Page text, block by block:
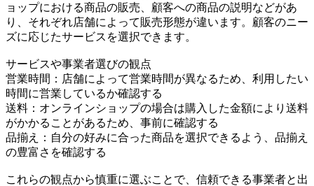
ョップにおける商品の販売、顧客への商品の説明などがあ
り、それぞれ店舗によって販売形態が違います。顧客のニー
ズに応じたサービスを選択できます。
サービスや事業者選びの観点
営業時間：店舗によって営業時間が異なるため、利用したい
時間に営業しているか確認する
送料：オンラインショップの場合は購入した金額により送料
がかかることがあるため、事前に確認する
品揃え：自分の好みに合った商品を選択できるよう、品揃え
の豊富さを確認する
これらの観点から慎重に選ぶことで、信頼できる事業者と出